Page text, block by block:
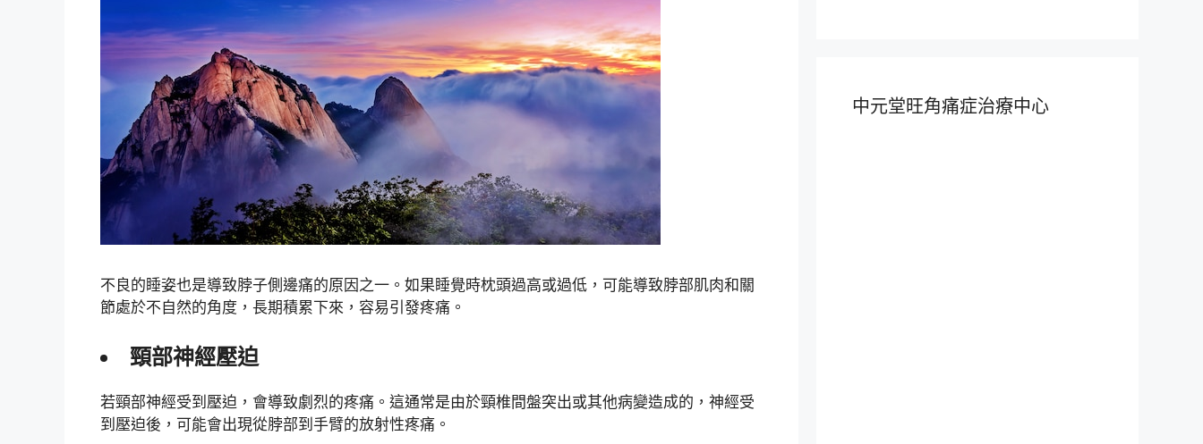
不良的睡姿也是導致脖子側邊痛的原因之一。如果睡覺時枕頭過高或過低，可能導致脖部肌肉和關
節處於不自然的角度，長期積累下來，容易引發疼痛。
頸部神經壓迫
若頸部神經受到壓迫，會導致劇烈的疼痛。這通常是由於頸椎間盤突出或其他病變造成的，神經受
到壓迫後，可能會出現從脖部到手臂的放射性疼痛。
中元堂旺角痛症治療中心